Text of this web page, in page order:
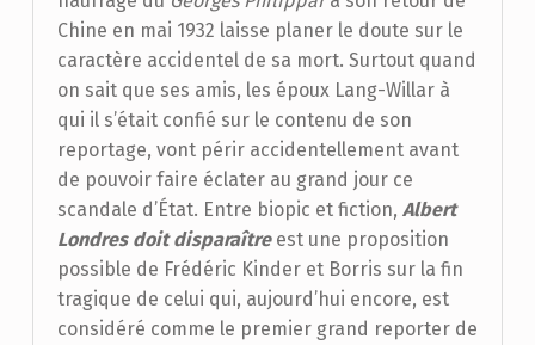
Chine en mai 1932 laisse planer le doute sur le
caractère accidentel de sa mort. Surtout quand
on sait que ses amis, les époux Lang-Willar à
qui il s’était confié sur le contenu de son
reportage, vont périr accidentellement avant
de pouvoir faire éclater au grand jour ce
scandale d’État. Entre biopic et fiction, Albert
Londres doit disparaîtreest une proposition
possible de Frédéric Kinder et Borris sur la fin
tragique de celui qui, aujourd’hui encore, est
considéré comme le premier grand reporter de